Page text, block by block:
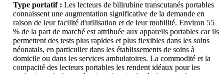
Type portatif : Les lecteurs de bilirubine transcutanés portables
connaissent une augmentation significative de la demande en
raison de leur facilité d'utilisation et de leur mobilité. Environ 55
% de la part de marché est attribuée aux appareils portables car ils
permettent des tests plus rapides et plus flexibles dans les soins
néonatals, en particulier dans les établissements de soins à
domicile ou dans les services ambulatoires. La commodité et la
compacité des lecteurs portables les rendent idéaux pour les